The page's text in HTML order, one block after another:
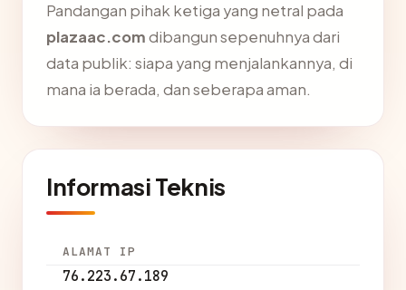
Pandangan pihak ketiga yang netral pada
plazaac.comdibangun sepenuhnya dari
data publik: siapa yang menjalankannya, di
mana ia berada, dan seberapa aman.
Informasi Teknis
ALAMAT IP
76.223.67.189